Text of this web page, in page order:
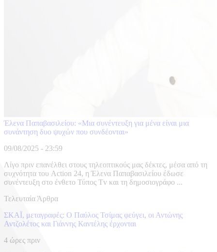
Έλενα Παπαβασιλείου: «Μια συνέντευξη για μένα είναι μια
συνάντηση δυο ψυχών που συνδέονται»
09/08/2025 - 23:59
Λίγο πριν επανέλθει στους τηλεοπτικούς μας δέκτες, μέσα από τη
συχνότητα του Action 24, η Έλενα Παπαβασιλείου έδωσε
συνέντευξη στο ένθετο Τύπος Tv και τη δημοσιογράφο ...
Τελευταία Άρθρα
ΣΚΑΪ, μεταγραφές: Ο Παύλος Τσίμας φεύγει, οι Αντώνης
Αντζολέτος και Γιάννης Καντέλης έρχονται
4 ώρες πριν